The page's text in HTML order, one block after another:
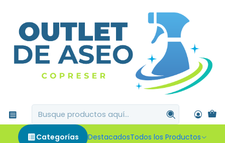
Categorías DestacadosTodos los Productos